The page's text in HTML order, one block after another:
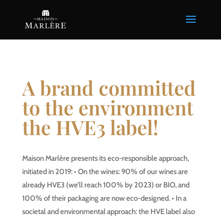
A brand committed
to the environment
the HVE3 label!
Maison Marlère presents its eco-responsible approach,
initiated in 2019: • On the wines: 90% of our wines are
already HVE3 (we’ll reach 100% by 2023) or BIO, and
100% of their packaging are now eco-designed. • In a
societal and environmental approach: the HVE label also